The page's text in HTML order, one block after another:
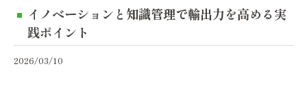
イノベーションと知識管理で輸出力を高める実
践ポイント
2026/03/10